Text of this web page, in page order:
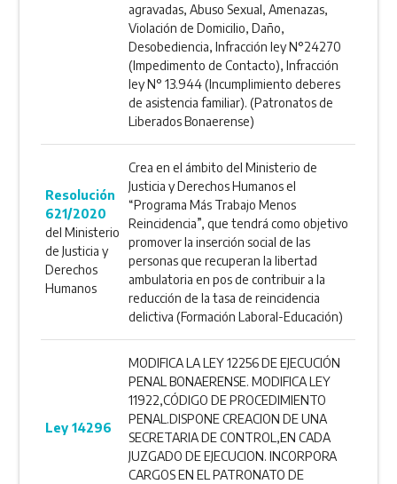
agravadas, Abuso Sexual, Amenazas,
Violación de Domicilio, Daño,
Desobediencia, Infracción ley N°24270
(Impedimento de Contacto), Infracción
ley N° 13.944 (Incumplimiento deberes
de asistencia familiar). (Patronatos de
Liberados Bonaerense)
Resolución
621/2020
del Ministerio
de Justicia y
Derechos
Humanos
Crea en el ámbito del Ministerio de
Justicia y Derechos Humanos el
“Programa Más Trabajo Menos
Reincidencia”, que tendrá como objetivo
promover la inserción social de las
personas que recuperan la libertad
ambulatoria en pos de contribuir a la
reducción de la tasa de reincidencia
delictiva (Formación Laboral-Educación)
Ley 14296
MODIFICA LA LEY 12256 DE EJECUCIÓN
PENAL BONAERENSE. MODIFICA LEY
11922,CÓDIGO DE PROCEDIMIENTO
PENAL.DISPONE CREACION DE UNA
SECRETARIA DE CONTROL,EN CADA
JUZGADO DE EJECUCION. INCORPORA
CARGOS EN EL PATRONATO DE